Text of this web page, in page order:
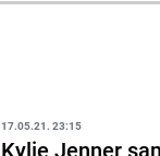
17.05.21. 23:15
Kylie Jenner